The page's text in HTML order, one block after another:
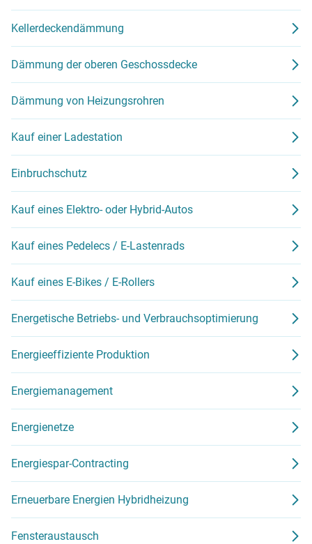
Kellerdeckendämmung
Dämmung der oberen Geschossdecke
Dämmung von Heizungsrohren
Kauf einer Ladestation
Einbruchschutz
Kauf eines Elektro- oder Hybrid-Autos
Kauf eines Pedelecs / E-Lastenrads
Kauf eines E-Bikes / E-Rollers
Energetische Betriebs- und Verbrauchsoptimierung
Energieeffiziente Produktion
Energiemanagement
Energienetze
Energiespar-Contracting
Erneuerbare Energien Hybridheizung
Fensteraustausch